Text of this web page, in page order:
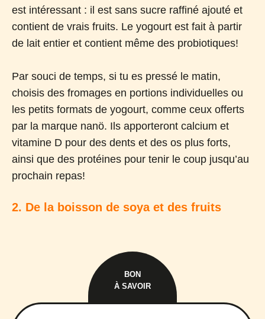
est intéressant : il est sans sucre raffiné ajouté et
contient de vrais fruits. Le yogourt est fait à partir
de lait entier et contient même des probiotiques!
Par souci de temps, si tu es pressé le matin,
choisis des fromages en portions individuelles ou
les petits formats de yogourt, comme ceux offerts
par la marque nanö. Ils apporteront calcium et
vitamine D pour des dents et des os plus forts,
ainsi que des protéines pour tenir le coup jusqu’au
prochain repas!
2. De la boisson de soya et des fruits
BON
À SAVOIR